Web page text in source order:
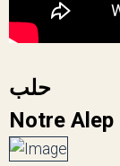
حلب
Notre Alep